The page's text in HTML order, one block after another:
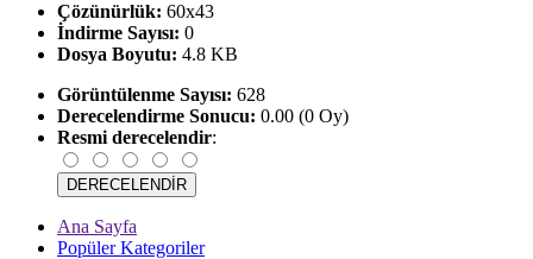
Çözünürlük: 60x43
İndirme Sayısı: 0
Dosya Boyutu: 4.8 KB
Görüntülenme Sayısı: 628
Derecelendirme Sonucu: 0.00 (0 Oy)
Resmi derecelendir:
Ana Sayfa
Popüler Kategoriler